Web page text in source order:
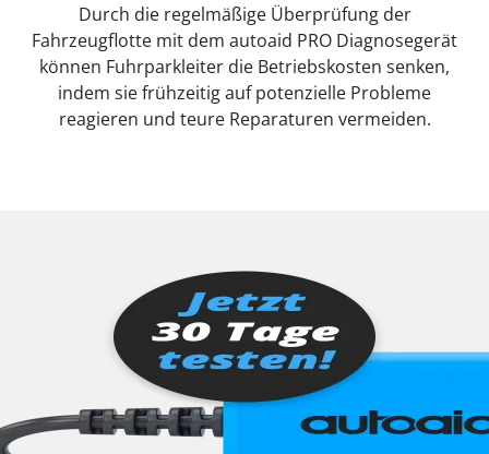
Durch die regelmäßige Überprüfung der
Fahrzeugflotte mit dem autoaid PRO Diagnosegerät
können Fuhrparkleiter die Betriebskosten senken,
indem sie frühzeitig auf potenzielle Probleme
reagieren und teure Reparaturen vermeiden.